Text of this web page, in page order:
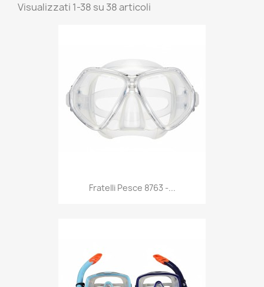
Visualizzati 1-38 su 38 articoli
Anteprima
Fratelli Pesce 8763 -...